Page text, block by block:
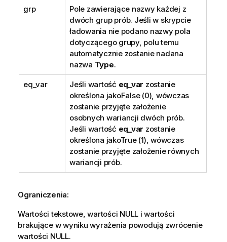
grp
Pole zawierające nazwy każdej z
dwóch grup prób. Jeśli w skrypcie
ładowania nie podano nazwy pola
dotyczącego grupy, polu temu
automatycznie zostanie nadana
nazwa Type.
eq_var Jeśli wartość eq_var zostanie
określona jakoFalse(0), wówczas
zostanie przyjęte założenie
osobnych wariancji dwóch prób.
Jeśli wartość eq_var zostanie
określona jakoTrue(1), wówczas
zostanie przyjęte założenie równych
wariancji prób.
Ograniczenia:
Wartości tekstowe, wartości NULL i wartości
brakujące w wyniku wyrażenia powodują zwrócenie
wartości NULL.